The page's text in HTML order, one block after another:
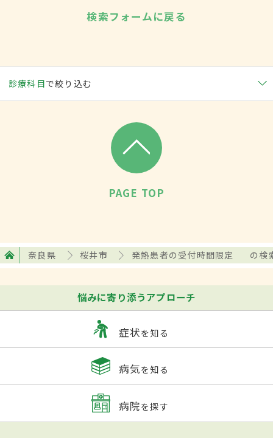
検索フォームに戻る
診療科目で絞り込む
PAGE TOP
奈良県 桜井市 発熱患者の受付時間限定 の検
悩みに寄り添うアプローチ
症状を知る
病気を知る
病院を探す